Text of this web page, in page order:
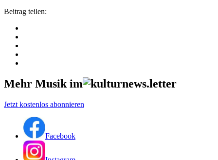
Beitrag teilen:
Mehr Musik im
Jetzt kostenlos abonnieren
Facebook